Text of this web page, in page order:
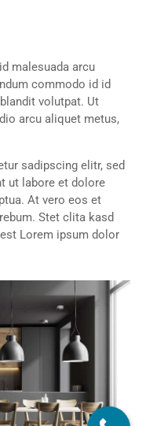
malesuada arcu
commodo id id
volutpat. Ut
arcu aliquet metus,
sadipscing elitr, sed
ut labore et dolore
At vero eos et
Stet clita kasd
Lorem ipsum dolor